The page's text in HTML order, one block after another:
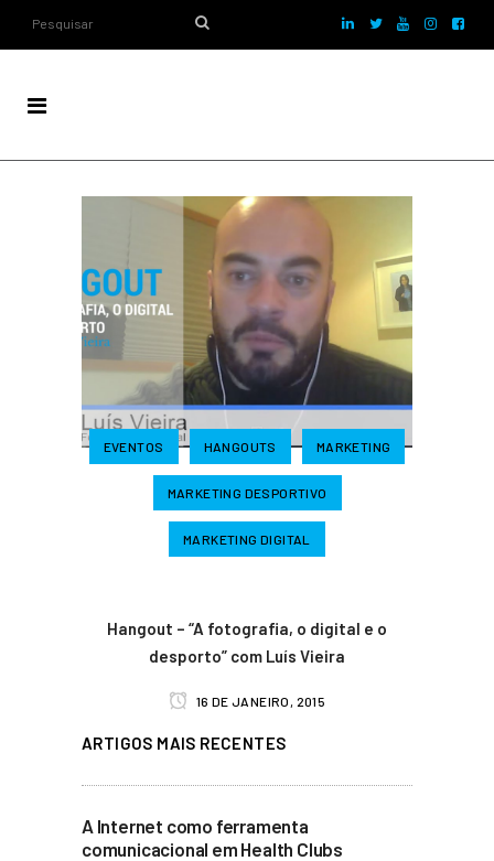
EVENTOS HANGOUTS MARKETING
MARKETING DESPORTIVO
MARKETING DIGITAL
Hangout – “A fotografia, o digital e o
desporto” com Luís Vieira
16 DE JANEIRO, 2015
ARTIGOS MAIS RECENTES
A Internet como ferramenta
comunicacional em Health Clubs